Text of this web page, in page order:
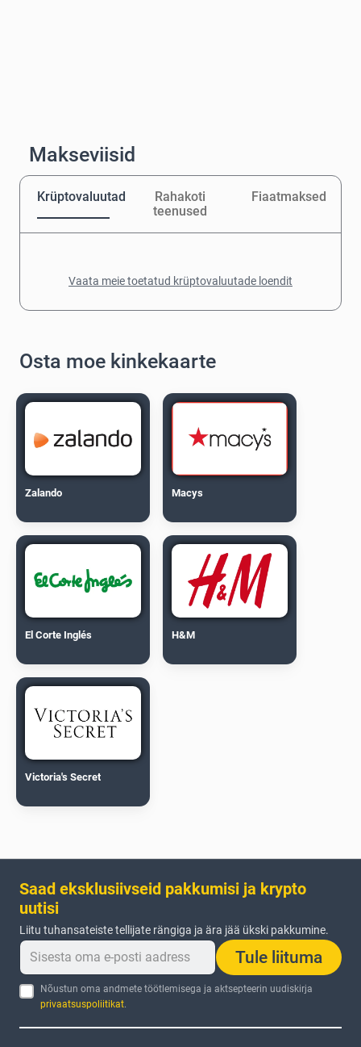
Makseviisid
Krüptovaluutad
Rahakoti
teenused
Fiaatmaksed
Vaata meie toetatud krüptovaluutade loendit
Osta moe kinkekaarte
Zalando Macys
El Corte Inglés H&M
Victoria's Secret
Saad eksklusiivseid pakkumisi ja krypto
uutisi
Liitu tuhansateiste tellijate rängiga ja ära jää ükski pakkumine.
Tule liituma
Nõustun oma andmete töötlemisega ja aktsepteerin uudiskirja
privaatsuspoliitikat.